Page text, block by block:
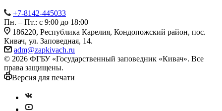
+7-8142-445033
Пн. – Пт.: с 9:00 до 18:00
186220, Республика Карелия, Кондопожский район, пос.
Кивач, ул. Заповедная, 14.
adm@zapkivach.ru
© 2026 ФГБУ «Государственный заповедник «Кивач». Все
права защищены.
Версия для печати